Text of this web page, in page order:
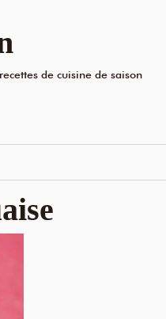
de cuisine de saison